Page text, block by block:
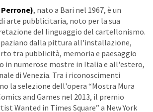
, nato a Bari nel 1967, è un
arte pubblicitaria, noto per la sua
del linguaggio del cartellonismo.
dalla pittura all'installazione,
tra pubblicità, memoria e paesaggio
in numerose mostre in Italia e all'estero,
di Venezia. Tra i riconoscimenti
la selezione dell'opera “Mostra Mura
and Games nel 2013, il premio
Wanted in Times Square” a New York